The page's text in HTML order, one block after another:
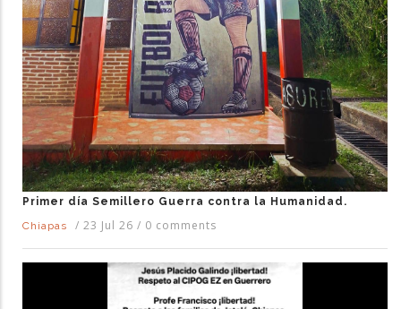
Primer día Semillero Guerra contra la Humanidad.
Chiapas
/ 23 Jul 26 / 0 comments